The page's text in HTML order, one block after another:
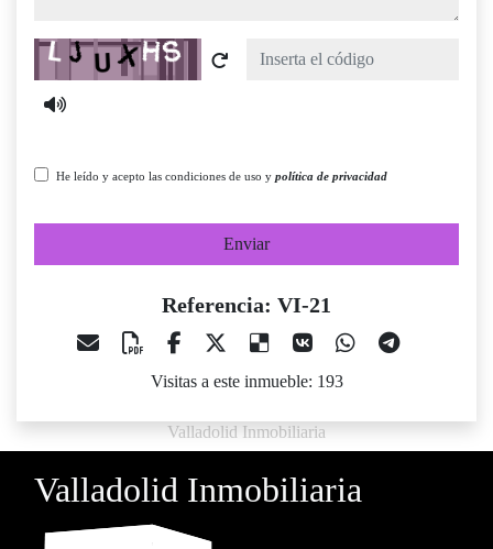
Captcha
He leído y acepto las condiciones de uso y política de privacidad
Enviar
Referencia: VI-21
Visitas a este inmueble: 193
Valladolid Inmobiliaria
Valladolid Inmobiliaria